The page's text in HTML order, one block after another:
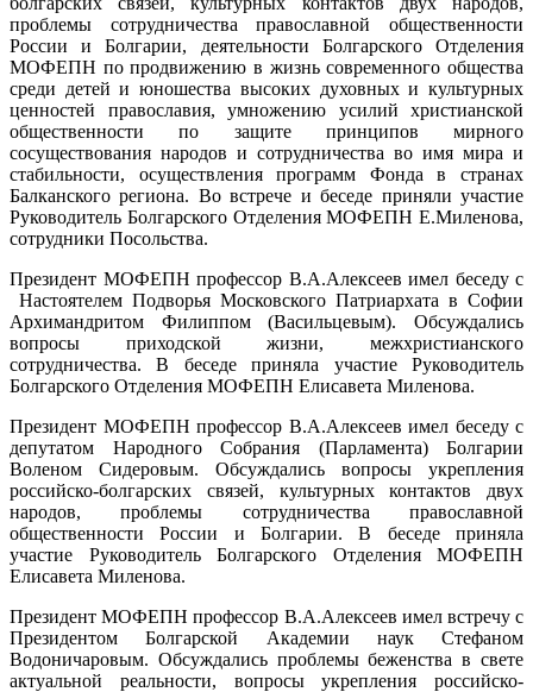
проблемы сотрудничества православной общественности
России и Болгарии, деятельности Болгарского Отделения
МОФЕПН по продвижению в жизнь современного общества
среди детей и юношества высоких духовных и культурных
ценностей православия, умножению усилий христианской
общественности по защите принципов мирного
сосуществования народов и сотрудничества во имя мира и
стабильности, осуществления программ Фонда в странах
Балканского региона. Во встрече и беседе приняли участие
Руководитель Болгарского Отделения МОФЕПН Е.Миленова,
сотрудники Посольства.
Президент МОФЕПН профессор В.А.Алексеев имел беседу с
Настоятелем Подворья Московского Патриархата в Софии
Архимандритом Филиппом (Васильцевым). Обсуждались
вопросы приходской жизни, межхристианского
сотрудничества. В беседе приняла участие Руководитель
Болгарского Отделения МОФЕПН Елисавета Миленова.
Президент МОФЕПН профессор В.А.Алексеев имел беседу с
депутатом Народного Собрания (Парламента) Болгарии
Воленом Сидеровым. Обсуждались вопросы укрепления
российско-болгарских связей, культурных контактов двух
народов, проблемы сотрудничества православной
общественности России и Болгарии. В беседе приняла
участие Руководитель Болгарского Отделения МОФЕПН
Елисавета Миленова.
Президент МОФЕПН профессор В.А.Алексеев имел встречу с
Президентом Болгарской Академии наук Стефаном
Водоничаровым. Обсуждались проблемы беженства в свете
актуальной реальности, вопросы укрепления российско-